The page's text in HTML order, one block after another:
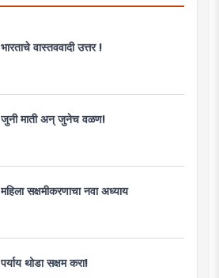
भारताचे वास्तववादी उत्तर !
जुनी माती अन् जुनेच वळण!
महिला सक्षमीकरणाचा नवा अध्याय
पर्याय थोडा सक्षम करा!